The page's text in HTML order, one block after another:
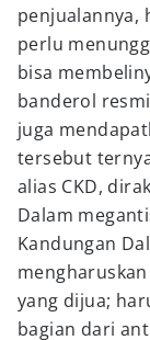
penjualannya,
perlu
bisa
banderol
juga
tersebut
alias CKD,
Dalam
Kandungan
yang dijua;
bagian dari